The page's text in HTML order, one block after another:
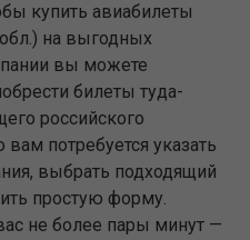
купить авиабилеты
на выгодных
вы можете
билеты туда-
российского
потребуется указать
выбрать подходящий
простую форму.
не более пары минут —